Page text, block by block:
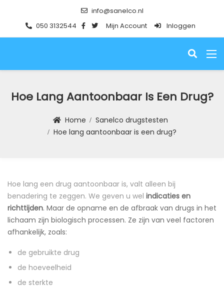
info@sanelco.nl
050 3132544
Mijn Account Inloggen
Hoe Lang Aantoonbaar Is Een Drug?
Home
Sanelco drugstesten
Hoe lang aantoonbaar is een drug?
Hoe lang een drug aantoonbaar is, valt alleen bij
benadering te zeggen. We geven u wel indicaties en
richttijden. Maar de opname en de afbraak van drugs in het
lichaam zijn biologisch processen. Ze zijn van veel factoren
afhankelijk, zoals:
de gebruikte drug
de hoeveelheid
de sterkte